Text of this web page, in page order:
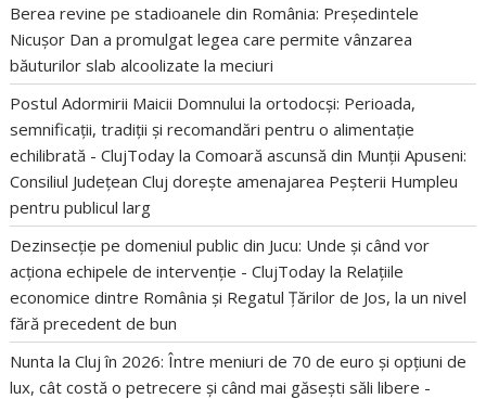
Berea revine pe stadioanele din România: Președintele
Nicușor Dan a promulgat legea care permite vânzarea
băuturilor slab alcoolizate la meciuri
Postul Adormirii Maicii Domnului la ortodocși: Perioada,
semnificații, tradiții și recomandări pentru o alimentație
echilibrată - ClujToday laComoară ascunsă din Munții Apuseni:
Consiliul Județean Cluj dorește amenajarea Peșterii Humpleu
pentru publicul larg
Dezinsecție pe domeniul public din Jucu: Unde și când vor
acționa echipele de intervenție - ClujToday la Relațiile
economice dintre România și Regatul Țărilor de Jos, la un nivel
fără precedent de bun
Nunta la Cluj în 2026: Între meniuri de 70 de euro și opțiuni de
lux, cât costă o petrecere și când mai găsești săli libere -